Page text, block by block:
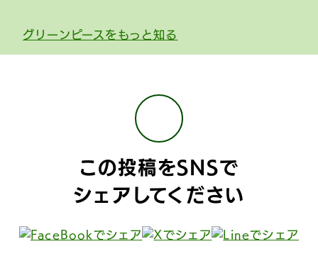
グリーンピースをもっと知る
この投稿をSNSで
シェアしてください